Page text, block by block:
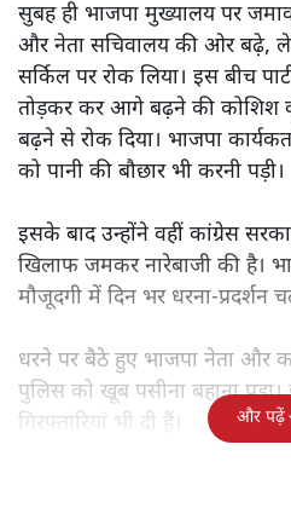
सुबह ही भाजपा मुख्यालय पर
और नेता सचिवालय की ओर बढ़े,
सर्किल पर रोक लिया। इस बीच
तोड़कर कर आगे बढ़ने की कोशिश
बढ़ने से रोक दिया। भाजपा
को पानी की बौछार भी करनी पड़ी।
इसके बाद उन्होंने वहीं कांग्रेस
खिलाफ जमकर नारेबाजी की है‌।
मौजूदगी में दिन भर धरना-प्रदर्शन
धरने पर बैठे हुए भाजपा नेता और
पुलिस को खूब पसीना बहाना
गिरफ्तारियां भी दी हैं।
और पढ़ें